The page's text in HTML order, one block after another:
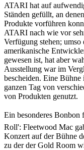
ATARI hat auf
Ständen gefüllt, an
Produkte vorführen
ATARI nach wie vor
Verfügung stehen;
amerikanische
gewesen ist, hat aber
Ausstellung war im
bescheiden. Eine
ganzen Tag von
von Produkten genutzt.
Ein besonderes Bonbon
Roll': Fleetwood Mac
Konzert auf der Bühne
zu der der Gold Room